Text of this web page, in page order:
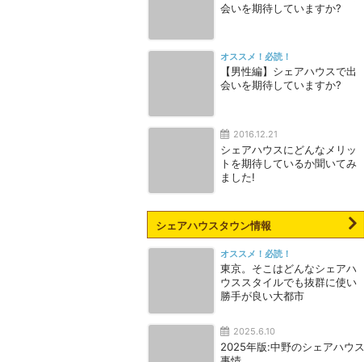
会いを期待していますか?
オススメ！必読！
【男性編】シェアハウスで出
会いを期待していますか?
2016.12.21
シェアハウスにどんなメリッ
トを期待しているか聞いてみ
ました!
シェアハウスタウン情報
オススメ！必読！
東京。そこはどんなシェアハ
ウススタイルでも抜群に使い
勝手が良い大都市
2025.6.10
2025年版:中野のシェアハウス